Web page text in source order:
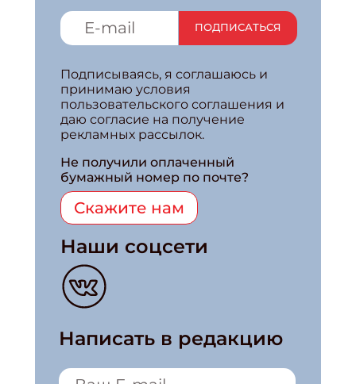
ПОДПИСАТЬСЯ
Подписываясь, я соглашаюсь и
принимаю условия
пользовательского соглашения и
даю согласие на получение
рекламных рассылок.
Не получили оплаченный
бумажный номер по почте?
Скажите нам
Наши соцсети
Написать в редакцию